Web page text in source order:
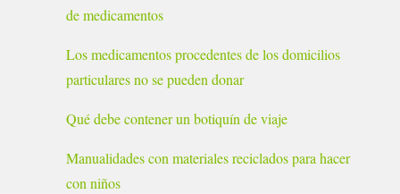
de medicamentos
Los medicamentos procedentes de los domicilios
particulares no se pueden donar
Qué debe contener un botiquín de viaje
Manualidades con materiales reciclados para hacer
con niños